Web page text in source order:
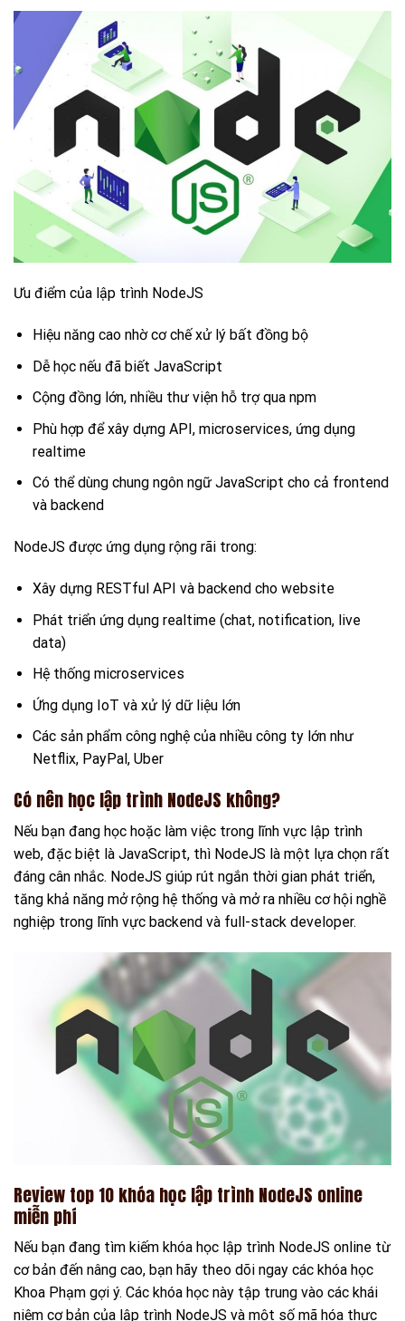
Ưu điểm của lập trình NodeJS
Hiệu năng cao nhờ cơ chế xử lý bất đồng bộ
Dễ học nếu đã biết JavaScript
Cộng đồng lớn, nhiều thư viện hỗ trợ qua npm
Phù hợp để xây dựng API, microservices, ứng dụng
realtime
Có thể dùng chung ngôn ngữ JavaScript cho cả frontend
và backend
NodeJS được ứng dụng rộng rãi trong:
Xây dựng RESTful API và backend cho website
Phát triển ứng dụng realtime (chat, notification, live
data)
Hệ thống microservices
Ứng dụng IoT và xử lý dữ liệu lớn
Các sản phẩm công nghệ của nhiều công ty lớn như
Netflix, PayPal, Uber
Có nên học lập trình NodeJS không?
Nếu bạn đang học hoặc làm việc trong lĩnh vực lập trình
web, đặc biệt là JavaScript, thì NodeJS là một lựa chọn rất
đáng cân nhắc. NodeJS giúp rút ngắn thời gian phát triển,
tăng khả năng mở rộng hệ thống và mở ra nhiều cơ hội nghề
nghiệp trong lĩnh vực backend và full-stack developer.
Review top 10 khóa học lập trình NodeJS online
miễn phí
Nếu bạn đang tìm kiếm khóa học lập trình NodeJS online từ
cơ bản đến nâng cao, bạn hãy theo dõi ngay các khóa học
Khoa Phạm gợi ý. Các khóa học này tập trung vào các khái
niệm cơ bản của lập trình NodeJS và một số mã hóa thực